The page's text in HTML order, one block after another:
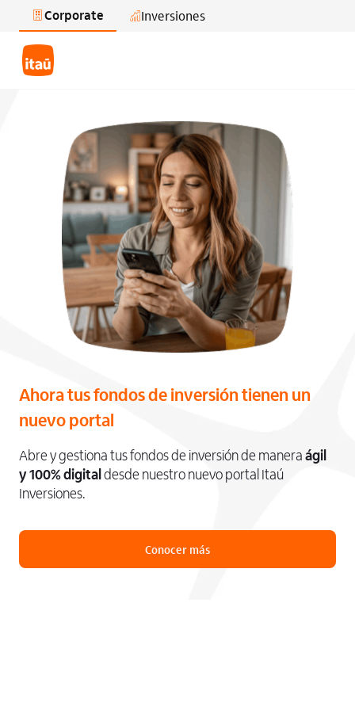
Saltar al contenido principal
Corporate Inversiones
Ahora tus fondos de inversión tienen un
nuevo portal
Abre y gestiona tus fondos de inversión de manera ágil
y 100% digitaldesde nuestro nuevo portal Itaú
Inversiones.
Conocer más